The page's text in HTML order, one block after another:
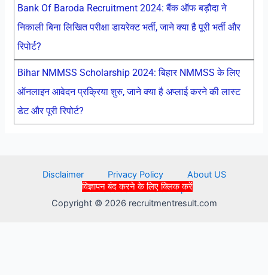
विज्ञापन बंद करने के लिए क्लिक करें
Bank Of Baroda Recruitment 2024: बैंक ऑफ बड़ौदा ने
निकाली बिना लिखित परीक्षा डायरेक्ट भर्ती, जाने क्या है पूरी भर्ती और
रिपोर्ट?
Bihar NMMSS Scholarship 2024: बिहार NMMSS के लिए
ऑनलाइन आवेदन प्रक्रिया शुरु, जाने क्या है अप्लाई करने की लास्ट
डेट और पूरी रिपोर्ट?
Disclaimer Privacy Policy
About US
Contact Us
Sitemap
Copyright © 2026 recruitmentresult.com